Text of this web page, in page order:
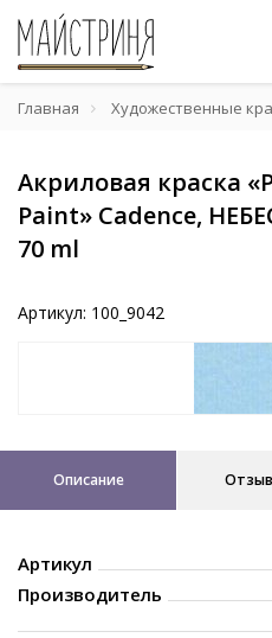
Главная Художественные
Акриловая краска
Paint» Cadence,
70 ml
Артикул: 100_9042
Описание
Артикул
Производитель